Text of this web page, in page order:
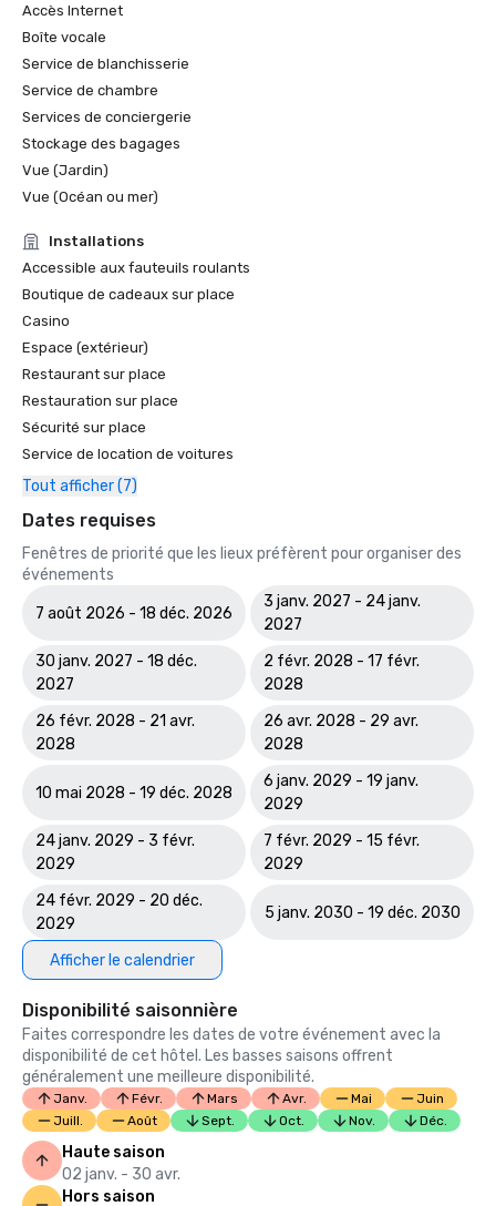
Accès Internet
Boîte vocale
Service de blanchisserie
Service de chambre
Services de conciergerie
Stockage des bagages
Vue (Jardin)
Vue (Océan ou mer)
Installations
Accessible aux fauteuils roulants
Boutique de cadeaux sur place
Casino
Espace (extérieur)
Restaurant sur place
Restauration sur place
Sécurité sur place
Service de location de voitures
Tout afficher (7)
Dates requises
Fenêtres de priorité que les lieux préfèrent pour organiser des
événements
7 août 2026 - 18 déc. 2026
3 janv. 2027 - 24 janv.
2027
30 janv. 2027 - 18 déc.
2027
2 févr. 2028 - 17 févr.
2028
26 févr. 2028 - 21 avr.
2028
26 avr. 2028 - 29 avr.
2028
10 mai 2028 - 19 déc. 2028
6 janv. 2029 - 19 janv.
2029
24 janv. 2029 - 3 févr.
2029
7 févr. 2029 - 15 févr.
2029
24 févr. 2029 - 20 déc.
2029
5 janv. 2030 - 19 déc. 2030
Afficher le calendrier
Disponibilité saisonnière
Faites correspondre les dates de votre événement avec la
disponibilité de cet hôtel. Les basses saisons offrent
généralement une meilleure disponibilité.
Janv. Févr. Mars Avr. Mai
Juin
Juill.
Août Sept. Oct. Nov. Déc.
Haute saison
02 janv. - 30 avr.
Hors saison